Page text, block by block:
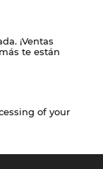
¡Ventas
te están
of your